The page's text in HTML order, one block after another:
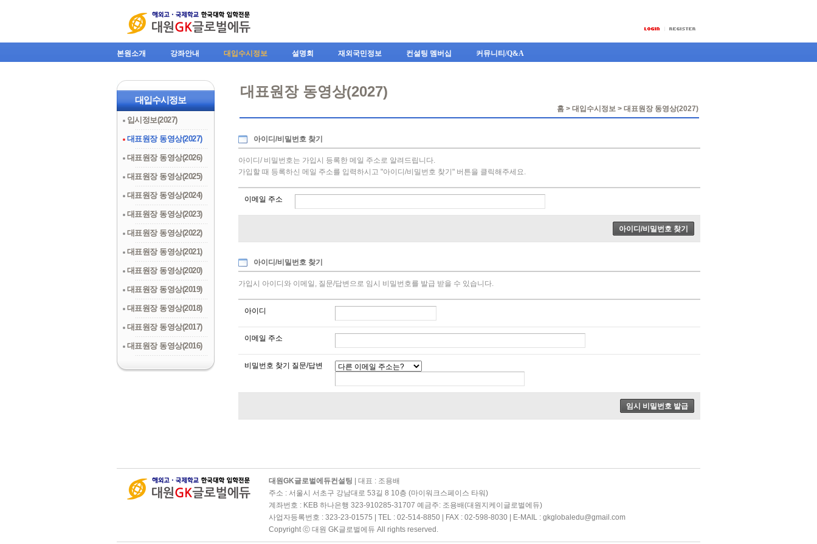
본원소개 강좌안내 대입수시정보 설명회 재외국민정보 컨설팅 멤버십 커뮤니티/Q&A
대입수시정보
입시정보(2027)
대표원장 동영상(2027)
대표원장 동영상(2026)
대표원장 동영상(2025)
대표원장 동영상(2024)
대표원장 동영상(2023)
대표원장 동영상(2022)
대표원장 동영상(2021)
대표원장 동영상(2020)
대표원장 동영상(2019)
대표원장 동영상(2018)
대표원장 동영상(2017)
대표원장 동영상(2016)
대표원장 동영상(2027)
홈 > 대입수시정보 > 대표원장 동영상(2027)
아이디/비밀번호 찾기
아이디/ 비밀번호는 가입시 등록한 메일 주소로 알려드립니다.
가입할 때 등록하신 메일 주소를 입력하시고 "아이디/비밀번호 찾기" 버튼을 클릭해주세요.
이메일 주소
아이디/비밀번호 찾기
가입시 아이디와 이메일, 질문/답변으로 임시 비밀번호를 발급 받을 수 있습니다.
아이디
이메일 주소
비밀번호 찾기 질문/답변
대원GK글로벌에듀컨설팅
| 대표 : 조용배
주소 : 서울시 서초구 강남대로 53길 8 10층 (마이워크스페이스 타워)
계좌번호 : KEB 하나은행 323-910285-31707 예금주: 조용배(대원지케이글로벌에듀)
사업자등록번호 : 323-23-01575 | TEL : 02-514-8850 | FAX : 02-598-8030 | E-MAIL : gkglobaledu@gmail.com
Copyright ⓒ 대원 GK글로벌에듀 All rights reserved.